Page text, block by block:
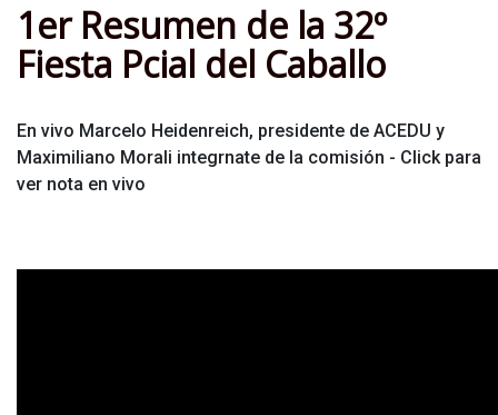
1er Resumen de la 32º
Fiesta Pcial del Caballo
En vivo Marcelo Heidenreich, presidente de ACEDU y
Maximiliano Morali integrnate de la comisión - Click para
ver nota en vivo